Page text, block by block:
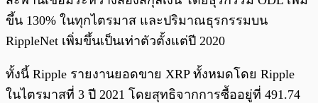
ขึ้น 130% ในทุกไตรมาส และปริมาณธุรกรรมบน
RippleNet เพิ่มขึ้นเป็นเท่าตัวตั้งแต่ปี 2020
ทั้งนี้ Ripple รายงานยอดขาย XRP ทั้งหมดโดย Ripple
ในไตรมาสที่ 3 ปี 2021 โดยสุทธิจากการซื้ออยู่ที่ 491.74